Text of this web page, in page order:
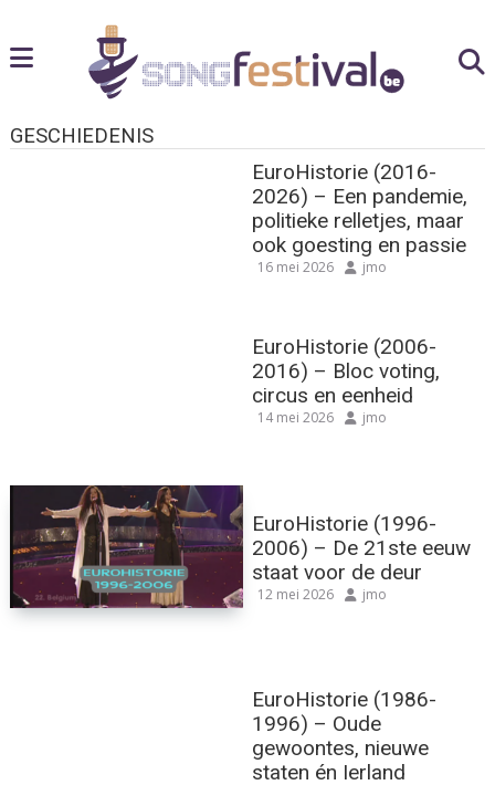
GESCHIEDENIS
EuroHistorie (2016-
2026) – Een pandemie,
politieke relletjes, maar
ook goesting en passie
16 mei 2026 jmo
EuroHistorie (2006-
2016) – Bloc voting,
circus en eenheid
14 mei 2026 jmo
EuroHistorie (1996-
2006) – De 21ste eeuw
staat voor de deur
12 mei 2026 jmo
EuroHistorie (1986-
1996) – Oude
gewoontes, nieuwe
staten én Ierland